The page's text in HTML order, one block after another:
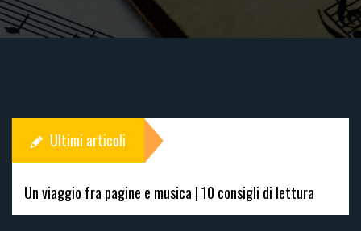
Un viaggio fra pagine e musica | 10 consigli di lettura
Ultimi articoli